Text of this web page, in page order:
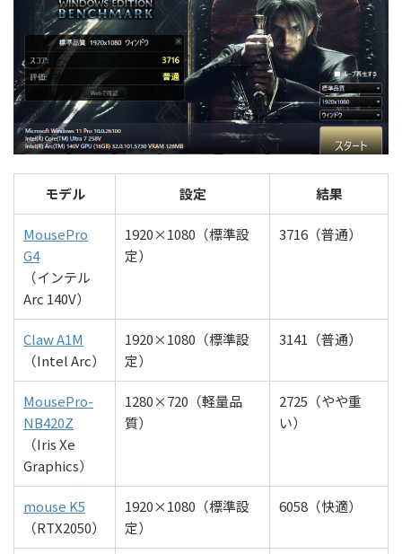
モデル 設定 結果
MousePro
G4
（インテル
Arc 140V）
1920×1080（標準設
定）
3716（普通）
Claw A1M
（Intel Arc）
1920×1080（標準設
定）
3141（普通）
MousePro-
NB420Z
（Iris Xe
Graphics）
1280×720（軽量品
質）
2725（やや重
い）
mouse K5
（RTX2050）
1920×1080（標準設
定）
6058（快適）